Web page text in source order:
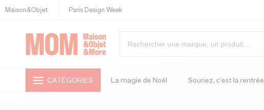
Maison&Objet Paris Design Week
CATÉGORIES La magie de Noël Souriez, c'est la rentrée